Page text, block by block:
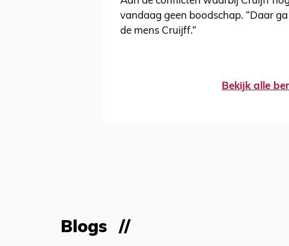
vandaag geen boodschap. “Daar
de mens Cruijff.”
Bekijk alle
Blogs